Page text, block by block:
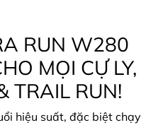
RUN W280
MỌI CỰ LY,
TRAIL RUN!
hiệu suất, đặc biệt chạy